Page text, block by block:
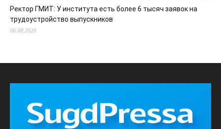
Ректор ГМИТ: У института есть более 6 тысяч заявок на
трудоустройство выпускников
06.08.2026